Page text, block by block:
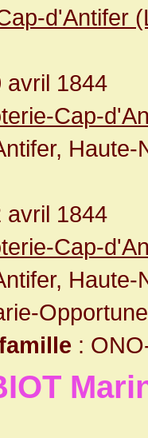
d'Antifer
avril 1844
Cap-
Haute-
avril 1844
Cap-
Haute-
: